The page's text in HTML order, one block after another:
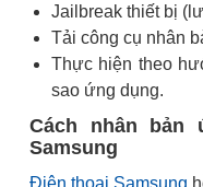
Jailbreak thiết bị
Tải công cụ nhân
Thực hiện theo
sao ứng dụng.
Cách nhân bản
Samsung
Điện thoại Samsung